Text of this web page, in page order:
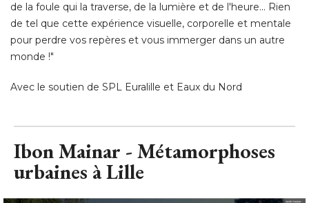
de la foule qui la traverse, de la lumière et de l'heure... Rien
de tel que cette expérience visuelle, corporelle et mentale
pour perdre vos repères et vous immerger dans un autre
monde !"
Avec le soutien de SPL Euralille et Eaux du Nord
Ibon Mainar - Métamorphoses
urbaines à Lille